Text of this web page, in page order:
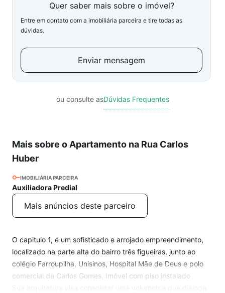
Quer saber mais sobre o imóvel?
Entre em contato com a imobiliária parceira e tire todas as
dúvidas.
Enviar mensagem
ou consulte asDúvidas Frequentes
Mais sobre o Apartamento na Rua Carlos
Huber
IMOBILIÁRIA PARCEIRA
Auxiliadora Predial
Mais anúncios deste parceiro
O capitulo 1, é um sofisticado e arrojado empreendimento,
localizado na parte alta do bairro três figueiras, junto ao
colégio Farroupilha, Unisinos, Hospital Mãe de Deus e polo
comercial da Carlos Gomes. Imóvel com piso instalado